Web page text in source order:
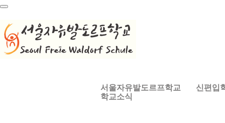
메
서울자유발도르프학교
신편입
학교소식